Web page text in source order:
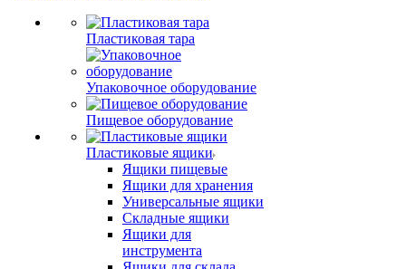
Пластиковая тара
Упаковочное оборудование
Пищевое оборудование
Пластиковые ящики
Ящики пищевые
Ящики для хранения
Универсальные ящики
Складные ящики
Ящики для
инструмента